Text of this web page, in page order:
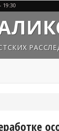
19:30